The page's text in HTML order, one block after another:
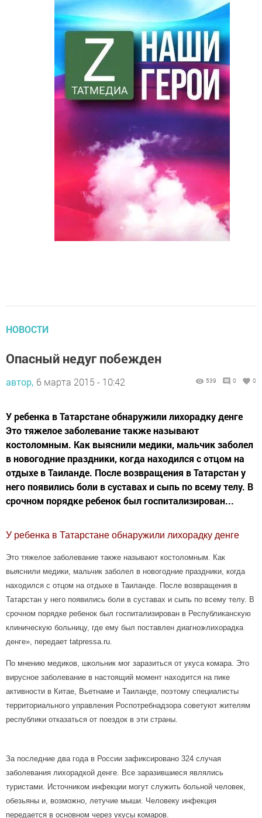
НОВОСТИ
Опасный недуг побежден
автор, 6 марта 2015 - 10:42 539 0 0
У ребенка в Татарстане обнаружили лихорадку денге
Это тяжелое заболевание также называют
костоломным. Как выяснили медики, мальчик заболел
в новогодние праздники, когда находился с отцом на
отдыхе в Таиланде. После возвращения в Татарстан у
него появились боли в суставах и сыпь по всему телу. В
срочном порядке ребенок был госпитализирован...
У ребенка в Татарстане обнаружили лихорадку денге
Это тяжелое заболевание также называют костоломным. Как
выяснили медики, мальчик заболел в новогодние праздники, когда
находился с отцом на отдыхе в Таиланде. После возвращения в
Татарстан у него появились боли в суставах и сыпь по всему телу. В
срочном порядке ребенок был госпитализирован в Республиканскую
клиническую больницу, где ему был поставлен диагноз«лихорадка
денге», передает tatpressa.ru.
По мнению медиков, школьник мог заразиться от укуса комара. Это
вирусное заболевание в настоящий момент находится на пике
активности в Китае, Вьетнаме и Таиланде, поэтому специалисты
территориального управления Роспотребнадзора советуют жителям
республики отказаться от поездок в эти страны.
За последние два года в России зафиксировано 324 случая
заболевания лихорадкой денге. Все заразившиеся являлись
туристами. Источником инфекции могут служить больной человек,
обезьяны и, возможно, летучие мыши. Человеку инфекция
передается в основном через укусы комаров.